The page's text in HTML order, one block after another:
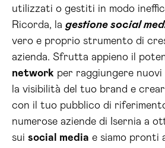
utilizzati o gestiti in modo
Ricorda, la gestione social
vero e proprio strumento di
azienda. Sfrutta appieno il
network per raggiungere
la visibilità del tuo brand e
con il tuo pubblico di
numerose aziende di Isernia a
sui social media e siamo pronti